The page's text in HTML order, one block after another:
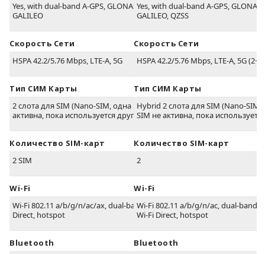
Yes, with dual-band A-GPS, GLONASS, BDS,
GALILEO
Скорость Сети
HSPA 42.2/5.76 Mbps, LTE-A, 5G
Тип СИМ Карты
2 слота для SIM (Nano-SIM, одна SIM не
активна, пока используется другая)
Количество SIM-карт
2 SIM
Wi-Fi
Wi-Fi 802.11 a/b/g/n/ac/ax, dual-band, Wi-Fi
Direct, hotspot
Bluetooth
Yes, with dual-band A-GPS,
GALILEO, QZSS
Скорость Сети
HSPA 42.2/5.76 Mbps, LTE-A, 5G (2+
Тип СИМ Карты
Hybrid 2 слота для SIM (Nano-SIM,
SIM не активна, пока
Количество SIM-карт
2
Wi-Fi
Wi-Fi 802.11 a/b/g/n/ac, dual-band,
Wi-Fi Direct, hotspot
Bluetooth